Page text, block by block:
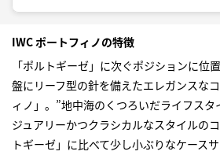
IWC ポートフィノの特徴
「ポルトギーゼ」に次ぐポジションに位
盤にリーフ型の針を備えたエレガンスな
ィノ」。”地中海のくつろいだライフス
ジュアリーかつクラシカルなスタイルの
トギーゼ」に比べて少し小ぶりなケース